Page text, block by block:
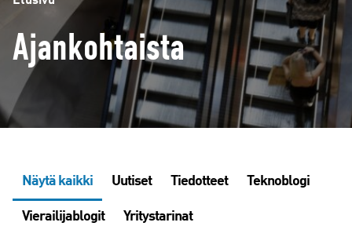
Ajankohtaista
Näytä kaikki Uutiset Tiedotteet Teknoblogi
Vierailijablogit Yritystarinat